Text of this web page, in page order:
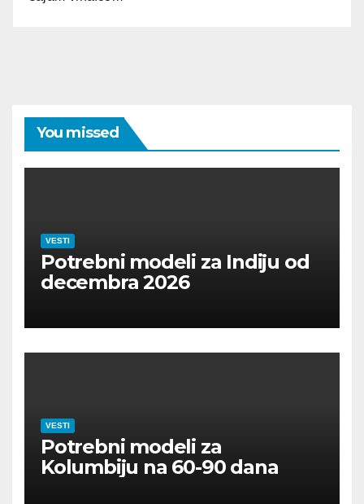
You missed
VESTI
Potrebni modeli za Indiju od
decembra 2026
VESTI
Potrebni modeli za
Kolumbiju na 60-90 dana